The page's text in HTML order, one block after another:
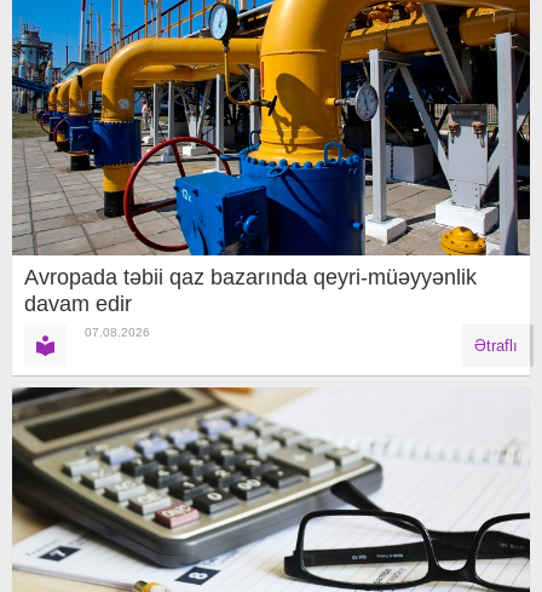
Avropada təbii qaz bazarında qeyri-müəyyənlik
davam edir
07.08.2026
Ətraflı